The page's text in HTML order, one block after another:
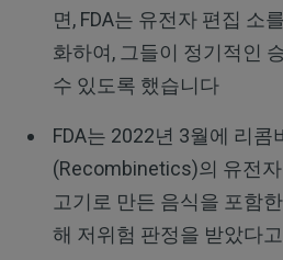
면, FDA는 유전자 편집 소
화하여, 그들이 정기적인
수 있도록 했습니다
FDA는 2022년 3월에 리콤
(Recombinetics)의 유전
고기로 만든 음식을 포함
해 저위험 판정을 받았다